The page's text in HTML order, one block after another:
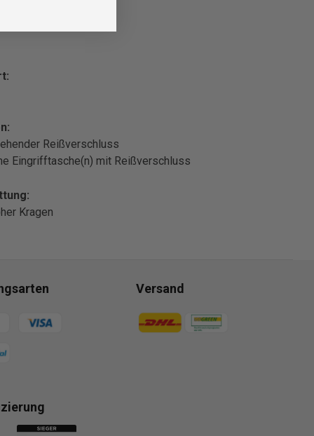
Reißverschluss
Eingrifftasche(n) mit Reißverschluss
Kragen
Versand
Zahlungsmethoden